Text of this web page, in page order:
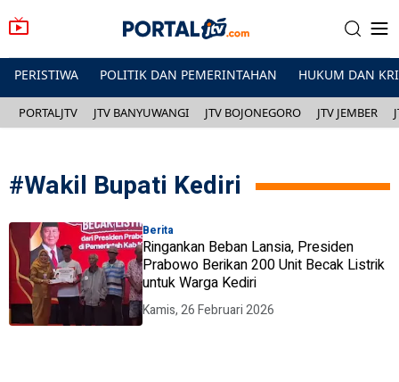
PERISTIWA POLITIK DAN PEMERINTAHAN HUKUM DAN
PORTALJTV JTV BANYUWANGI JTV BOJONEGORO JTV JEMBER
#Wakil Bupati Kediri
Berita
Ringankan Beban Lansia, Presiden
Prabowo Berikan 200 Unit Becak Listrik
untuk Warga Kediri
Kamis, 26 Februari 2026